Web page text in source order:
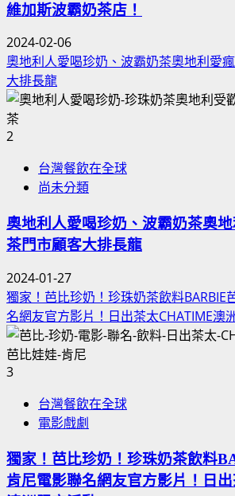
維加斯波霸奶茶店！
2024-02-06
奧地利人愛喝珍奶、波霸奶茶奧地利愛
大排長龍
2
台灣餐飲在全球
尚未分類
奧地利人愛喝珍奶、波霸奶茶奧
茶門市顧客大排長龍
2024-01-27
獨家！芭比珍奶！珍珠奶茶飲料BARBIE
名網友官方影片！日出茶太CHATIME澳
3
台灣餐飲在全球
電影戲劇
獨家！芭比珍奶！珍珠奶茶飲料
肯尼電影聯名網友官方影片！日